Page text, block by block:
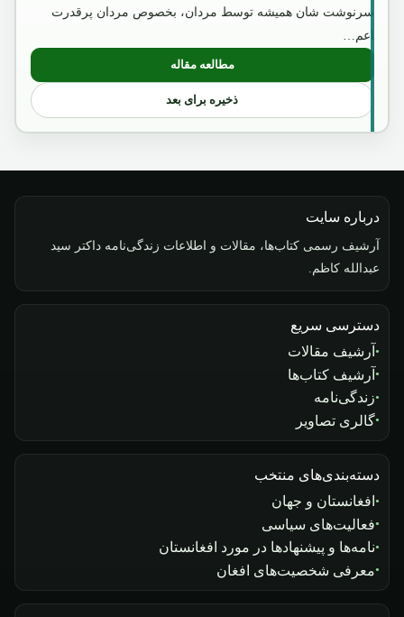
سرنوشت شان همیشه توسط مردان، بخصوص مردان پرقدرت
اعم…
مطالعه مقاله: امیر عبدالرحمن خان
ذخیره برای بعد
درباره سایت
آرشیف رسمی کتاب‌ها، مقالات و اطلاعات زندگی‌نامه داکتر سید
عبدالله کاظم.
دسترسی سریع
آرشیف مقالات
آرشیف کتاب‌ها
زندگی‌نامه
گالری تصاویر
دسته‌بندی‌های منتخب
افغانستان و جهان
فعالیت‌های سیاسی
نامه‌ها و پیشنهادها در مورد افغانستان
معرفی شخصیت‌های افغان